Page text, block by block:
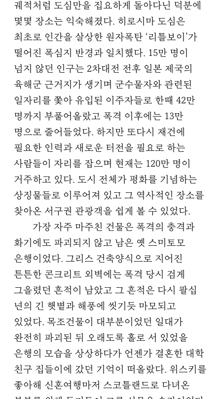
궤적처럼 도심만을 집요하게 돌아다닌 덕분에
몇몇 장소는 익숙해졌다. 히로시마 도심은
최초로 인간을 살상한 원자폭탄 ‘리틀보이’가
떨어진 폭심지 반경과 일치했다. 15만 명이
넘지 않던 인구는 2차대전 전후 일본 제국의
육해군 근거지가 생기며 군수물자와 관련된
일자리를 쫓아 유입된 이주자들로 한때 42만
명까지 부풀어올랐고 폭격 이후에는 13만
명으로 줄어들었다. 하지만 또다시 재건에
필요한 인력과 새로운 터전을 필요로 하는
사람들이 자리를 잡으며 현재는 120만 명이
거주하고 있다. 도시 전체가 평화를 기념하는
상징물들로 이루어져 있고 그 역사적인 장소를
찾아온 서구권 관광객을 쉽게 볼 수 있었다.
가장 자주 마주친 건물은 폭격의 충격과
화기에도 파괴되지 않고 남은 옛 스미토모
은행이었다. 그리스 건축양식으로 지어진
튼튼한 콘크리트 외벽에는 폭격 당시 검게
그을렸던 흔적이 남았고 그 흔적은 다시 팔십
년의 긴 햇볕과 해풍에 씻기듯 마모되고
있었다. 목조건물이 대부분이었던 일대가
완전히 파괴된 뒤 오래도록 홀로 서 있었을
은행의 모습을 상상하다가 언젠가 결혼한 대학
친구 집들이에 갔던 기억이 떠올랐다. 위스키를
좋아해 신혼여행마저 스코틀랜드로 다녀온